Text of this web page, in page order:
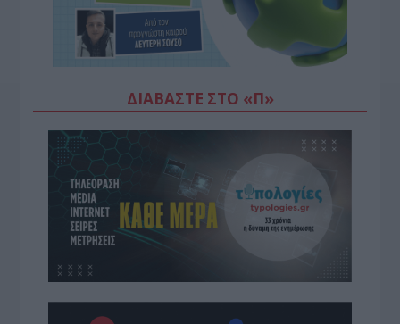
ΔΙΑΒΆΣΤΕ ΣΤΟ «Π»